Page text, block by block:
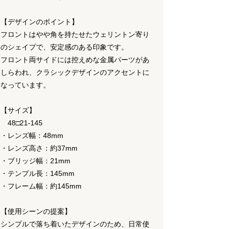
【デザインのポイント】
フロントはやや角を持たせたウェリントン寄り
のシェイプで、安定感のある印象です。
フロント両サイドには控えめな金属パーツがあ
しらわれ、クラシックデザインのアクセントに
なっています。
【サイズ】
48□21-145
・レンズ幅：48mm
・レンズ高さ：約37mm
・ブリッジ幅：21mm
・テンプル長：145mm
・フレーム幅：約145mm
【使用シーンの提案】
シンプルで落ち着いたデザインのため、日常使